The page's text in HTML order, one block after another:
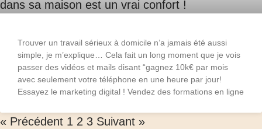
Trouver un travail sérieux à domicile n’a jamais été aussi
simple, je m’explique… Cela fait un long moment que je vois
passer des vidéos et mails disant “gagnez 10k€ par mois
avec seulement votre téléphone en une heure par jour!
Essayez le marketing digital ! Vendez des formations en ligne
« Précédent 1 2 3 Suivant »